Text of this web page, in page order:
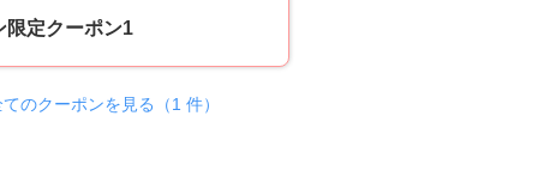
限定クーポン1
のクーポンを見る（1 件）